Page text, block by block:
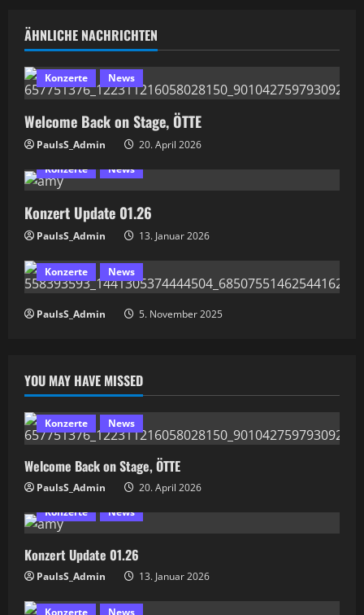
i
n
u
e
R
e
a
d
i
n
ÄHNLICHE NACHRICHTEN
Konzerte News
Welcome Back on Stage, ÖTTE
PaulsS_Admin
20. April 2026
Konzerte
News
Konzert Update 01.26
PaulsS_Admin 13. Januar 2026
Konzerte News
PaulsS_Admin 5. November 2025
YOU MAY HAVE MISSED
Konzerte News
Welcome Back on Stage, ÖTTE
PaulsS_Admin
20. April 2026
Konzerte
News
Konzert Update 01.26
PaulsS_Admin 13. Januar 2026
Konzerte News